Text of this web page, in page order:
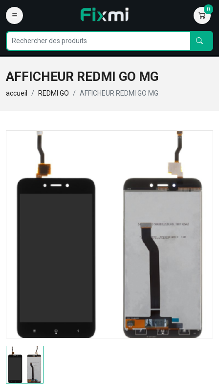
0
AFFICHEUR REDMI GO MG
accueil REDMI GO AFFICHEUR REDMI GO MG